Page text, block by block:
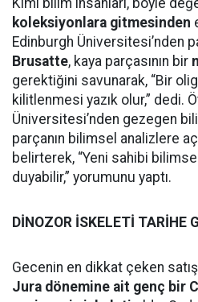
Kimi bilim insanları, böyle
koleksiyonlara gitmesinden
Edinburgh Üniversitesi’nden
Brusatte, kaya parçasının bir
gerektiğini savunarak, “Bir
kilitlenmesi yazık olur,” dedi.
Üniversitesi’nden gezegen
parçanın bilimsel analizlere
belirterek, “Yeni sahibi
duyabilir,” yorumunu yaptı.
DİNOZOR İSKELETİ TARİHE
Gecenin en dikkat çeken
Jura dönemine ait genç bir